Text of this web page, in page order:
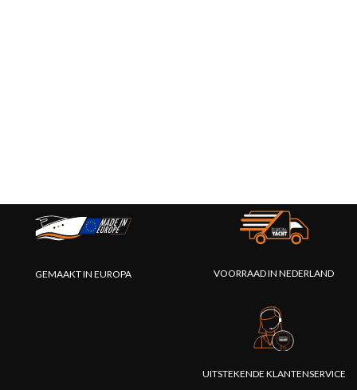
GEMAAKT IN EUROPA VOORRAAD IN NEDERLAND
UITSTEKENDE KLANTENSERVICE